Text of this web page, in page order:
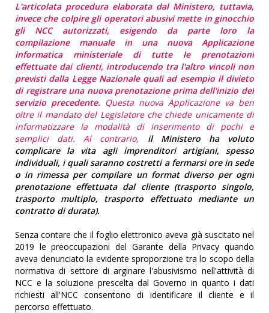
L'articolata procedura elaborata dal Ministero, tuttavia,
invece che colpire gli operatori abusivi mette in ginocchio
gli NCC autorizzati, esigendo da parte loro la
compilazione manuale in una nuova Applicazione
informatica ministeriale di tutte le prenotazioni
effettuate dai clienti, introducendo tra l'altro vincoli non
previsti dalla Legge Nazionale quali ad esempio il divieto
di registrare una nuova prenotazione prima dell'inizio del
servizio precedente. Questa nuova Applicazione va ben
oltre il mandato del Legislatore che chiede unicamente di
informatizzare la modalità di inserimento di pochi e
semplici dati. Al contrario, il Ministero ha voluto
complicare la vita agli imprenditori artigiani, spesso
individuali, i quali saranno costretti a fermarsi ore in sede
o in rimessa per compilare un format diverso per ogni
prenotazione effettuata dal cliente (trasporto singolo,
trasporto multiplo, trasporto effettuato mediante un
contratto di durata).
Senza contare che il foglio elettronico aveva già suscitato nel
2019 le preoccupazioni del Garante della Privacy quando
aveva denunciato la evidente sproporzione tra lo scopo della
normativa di settore di arginare l'abusivismo nell'attività di
NCC e la soluzione prescelta dal Governo in quanto i dati
richiesti all'NCC consentono di identificare il cliente e il
percorso effettuato.